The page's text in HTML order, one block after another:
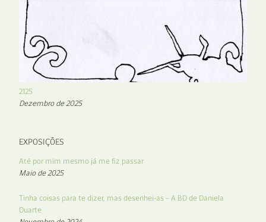
2125
Dezembro de 2025
EXPOSIÇÕES
Até por mim mesmo já me fiz passar
Maio de 2025
Tinha coisas para te dizer, mas desenhei-as – A BD de Daniela
Duarte